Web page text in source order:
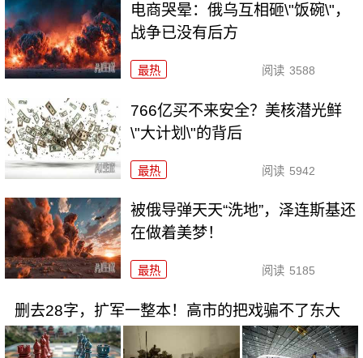
电商哭晕：俄乌互相砸\"饭碗\"，
战争已没有后方
最热 阅读 3588
766亿买不来安全？美核潜光鲜
\"大计划\"的背后
最热 阅读 5942
被俄导弹天天“洗地”，泽连斯基还
在做着美梦！
最热 阅读 5185
删去28字，扩军一整本！高市的把戏骗不了东大